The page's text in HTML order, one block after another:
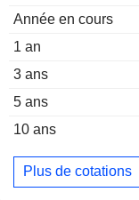
Année en cours
1 an
3 ans
5 ans
10 ans
Plus de cotations